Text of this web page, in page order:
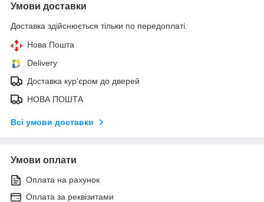
Умови доставки
Доставка здійснюється тільки по передоплаті.
Нова Пошта
Delivery
Доставка кур'єром до дверей
НОВА ПОШТА
Всі умови доставки
Умови оплати
Оплата на рахунок
Оплата за реквізитами